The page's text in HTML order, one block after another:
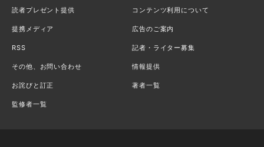
読者プレゼント提供 コンテンツ利用について
提携メディア 広告のご案内
RSS 記者・ライター募集
その他、お問い合わせ 情報提供
お詫びと訂正 著者一覧
監修者一覧